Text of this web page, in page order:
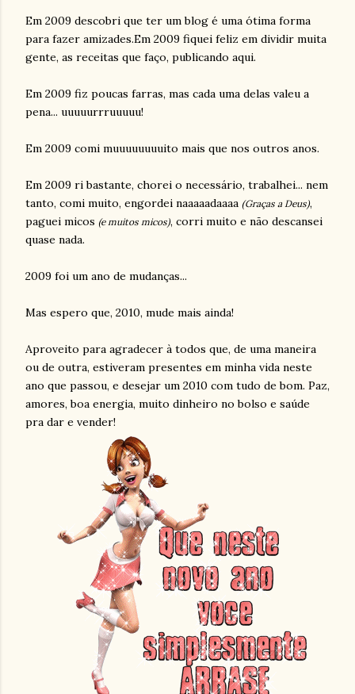
Em 2009 descobri que ter um blog é uma ótima forma
para fazer amizades.Em 2009 fiquei feliz em dividir muita
gente, as receitas que faço, publicando aqui.
Em 2009 fiz poucas farras, mas cada uma delas valeu a
pena... uuuuurrruuuuu!
Em 2009 comi muuuuuuuuito mais que nos outros anos.
Em 2009 ri bastante, chorei o necessário, trabalhei... nem
tanto, comi muito, engordei naaaaadaaaa (Graças a Deus),
paguei micos (e muitos micos), corri muito e não descansei
quase nada.
2009 foi um ano de mudanças...
Mas espero que, 2010, mude mais ainda!
Aproveito para agradecer à todos que, de uma maneira
ou de outra, estiveram presentes em minha vida neste
ano que passou, e desejar um 2010 com tudo de bom. Paz,
amores, boa energia, muito dinheiro no bolso e saúde
pra dar e vender!